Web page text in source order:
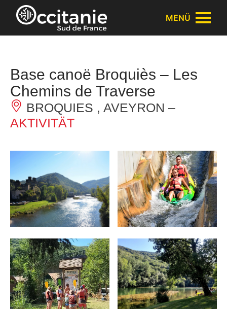
Cookie-Einstellungen
MENÜ
Base canoë Broquiès – Les
Chemins de Traverse
BROQUIES , AVEYRON –
AKTIVITÄT